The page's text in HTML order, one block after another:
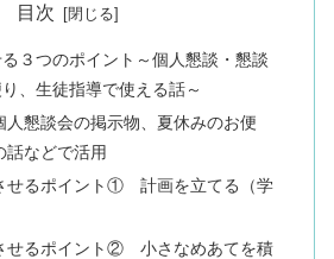
目次
３つのポイント～個人懇談・懇談
、生徒指導で使える話～
人懇談会の掲示物、夏休みのお便
話などで活用
せるポイント① 計画を立てる（学
せるポイント② 小さなめあてを積